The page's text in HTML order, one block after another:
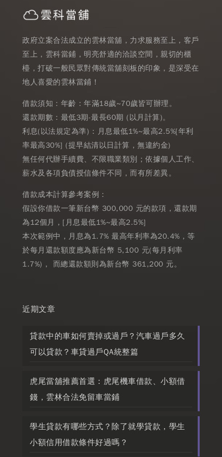
政府立案合法成立的雲林當舖，力求服務至上，客戶
至上，雲科當鋪，明亮舒適的洽談空間，親切的櫃
檯，打破一般民眾對傳統當舖刻板的印象，是深受在
地人喜愛的雲林當鋪！
借款須知：年齡：年滿18歲~70歲皆可辦理。
還款期數：最低3期-最長60期 (以月計算)。
利息(以法規定為準) : 月息最低1%~最高2.5%[年利
率最高30%] (提早結清以日計算，無違約金)
無任何代辦手續費、不限職業類別；依據個人工作、
薪水及各項負債授信條件不同，而有所差異。
借款成本計算參考案例：
假設你借款一筆新台幣 300,000 元的款項，還款期
為12個月，[月息最低1%~最高2.5%]
本次範例中，月息為1.7% 最高年利率為20.4%，等
於每月還款額度應為新台幣 5,100 元(每月利率
1.7%)， 而總還款額則為新台幣 361,200 元。
近期文章
貸款中的車如何賣掉或過戶？汽車過戶多久
可以貸款？車貸過戶QA統整篇
虎尾當舖推薦首選：虎尾機車借款、小額借
錢，雲林合法免留車當鋪
學生貸款有哪些方式？除了就學貸款，學生
小額信用借款條件好過嗎？